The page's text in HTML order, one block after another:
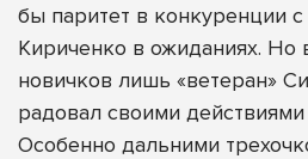
бы паритет в конкуренции
Кириченко в ожиданиях. Но
новичков лишь «ветеран»
радовал своими
Особенно дальними